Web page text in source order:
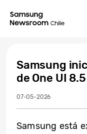
Samsung
de One UI
07-05-2026
Samsung está